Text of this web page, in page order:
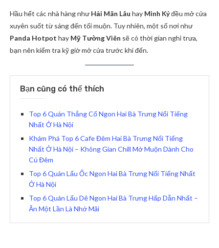
Hầu hết các nhà hàng như Hải Mãn Lâu hay Minh Kýđều mở cửa
xuyên suốt từ sáng đến tối muộn. Tuy nhiên, một số nơi như
Panda Hotpot hay Mỹ Tường Viên sẽ có thời gian nghỉ trưa,
bạn nên kiểm tra kỹ giờ mở cửa trước khi đến.
Bạn cũng có thể thích
Top 6 Quán Thắng Cố Ngon Hai Bà Trưng Nổi Tiếng
Nhất Ở Hà Nội
Khám Phá Top 6 Cafe Đêm Hai Bà Trưng Nổi Tiếng
Nhất Ở Hà Nội – Không Gian Chill Mở Muộn Dành Cho
Cú Đêm
Top 6 Quán Lẩu Ốc Ngon Hai Bà Trưng Nổi Tiếng Nhất
Ở Hà Nội
Top 6 Quán Lẩu Dê Ngon Hai Bà Trưng Hấp Dẫn Nhất –
Ăn Một Lần Là Nhớ Mãi